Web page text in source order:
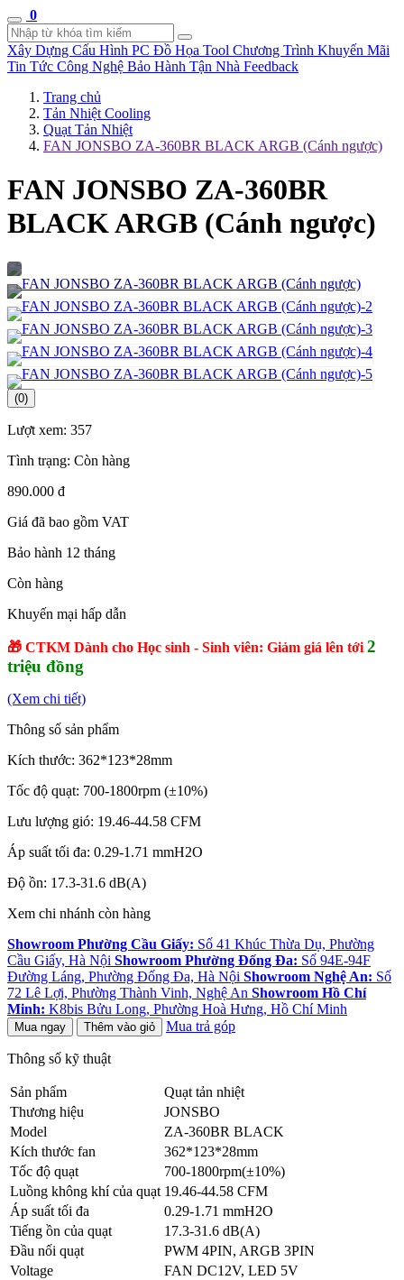
0
Xây Dựng Cấu Hình PC Đồ Họa Tool Chương Trình Khuyến Mãi
Tin Tức Công Nghệ Bảo Hành Tận Nhà Feedback
Trang chủ
Tản Nhiệt Cooling
Quạt Tản Nhiệt
FAN JONSBO ZA-360BR BLACK ARGB (Cánh ngược)
FAN JONSBO ZA-360BR
BLACK ARGB (Cánh ngược)
(0)
Lượt xem: 357
Tình trạng: Còn hàng
890.000 đ
Giá đã bao gồm VAT
Bảo hành 12 tháng
Còn hàng
Khuyến mại hấp dẫn
🎁 CTKM Dành cho Học sinh - Sinh viên: Giảm giá lên tới 2
triệu đồng
(Xem chi tiết)
Thông số sản phẩm
Kích thước: 362*123*28mm
Tốc độ quạt: 700-1800rpm (±10%)
Lưu lượng gió: 19.46-44.58 CFM
Áp suất tối đa: 0.29-1.71 mmH2O
Độ ồn: 17.3-31.6 dB(A)
Xem chi nhánh còn hàng
Showroom Phường Cầu Giấy: Số 41 Khúc Thừa Dụ, Phường
Cầu Giấy, Hà Nội Showroom Phường Đống Đa: Số 94E-94F
Đường Láng, Phường Đống Đa, Hà Nội Showroom Nghệ An: Số
72 Lê Lợi, Phường Thành Vinh, Nghệ An Showroom Hồ Chí
Minh: K8bis Bửu Long, Phường Hoà Hưng, Hồ Chí Minh
Mua ngay Thêm vào giỏ Mua trả góp
Thông số kỹ thuật
Sản phẩm
Quạt tản nhiệt
Thương hiệu
JONSBO
Model
ZA-360BR BLACK
Kích thước fan
362*123*28mm
Tốc độ quạt
700-1800rpm(±10%)
Luồng không khí của quạt 19.46-44.58 CFM
Áp suất tối đa
0.29-1.71 mmH2O
Tiếng ồn của quạt
17.3-31.6 dB(A)
Đầu nối quạt
PWM 4PIN, ARGB 3PIN
Voltage
FAN DC12V, LED 5V